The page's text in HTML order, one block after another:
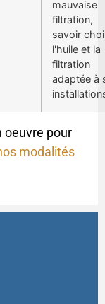
mauvaise
filtration,
savoir
l'huile et la
filtration
adaptée à
oeuvre pour
modalités